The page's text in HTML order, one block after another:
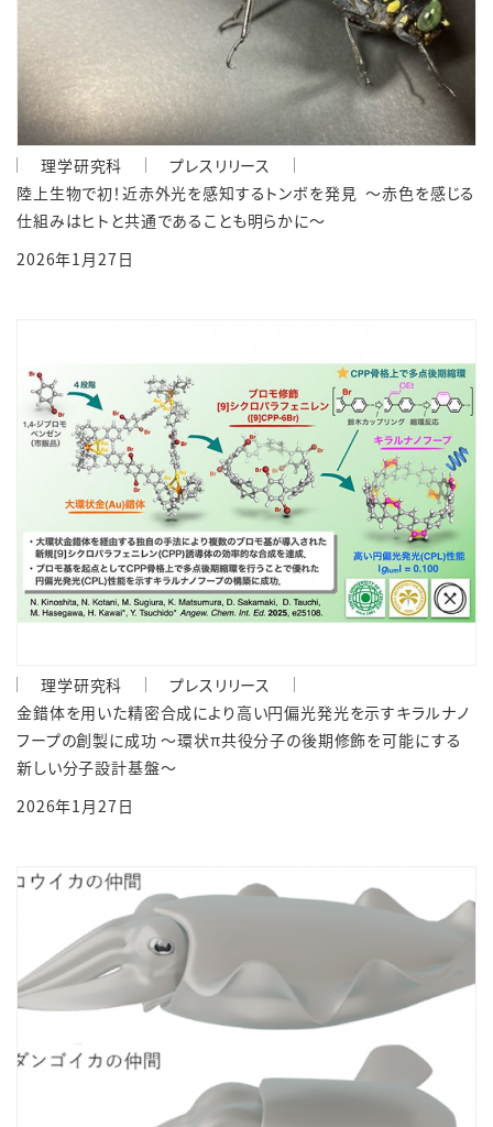
理学研究科
プレスリリース
陸上生物で初！近赤外光を感知するトンボを発見 ～赤色を感じる
仕組みはヒトと共通であることも明らかに～
2026年1月27日
理学研究科
プレスリリース
金錯体を用いた精密合成により高い円偏光発光を示すキラルナノ
フープの創製に成功 ～環状π共役分子の後期修飾を可能にする
新しい分子設計基盤～
2026年1月27日